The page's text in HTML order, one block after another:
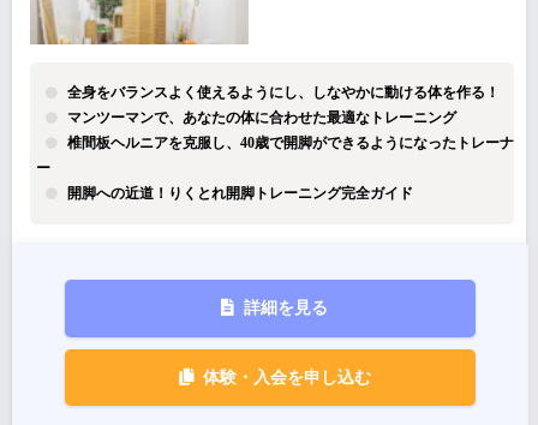
全身をバランスよく使えるようにし、しなやかに動ける体を作る！
マンツーマンで、あなたの体に合わせた最適なトレーニング
椎間板ヘルニアを克服し、40歳で開脚ができるようになったトレーナ
ー
開脚への近道！りくとれ開脚トレーニング完全ガイド
詳細を見る
体験・入会を申し込む